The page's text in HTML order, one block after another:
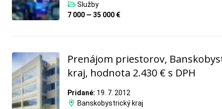
Služby
7 000 — 35 000 €
Prenájom priestorov,
kraj, hodnota 2.430 € s DPH
Pridané: 19. 7. 2012
Banskobystrický kraj